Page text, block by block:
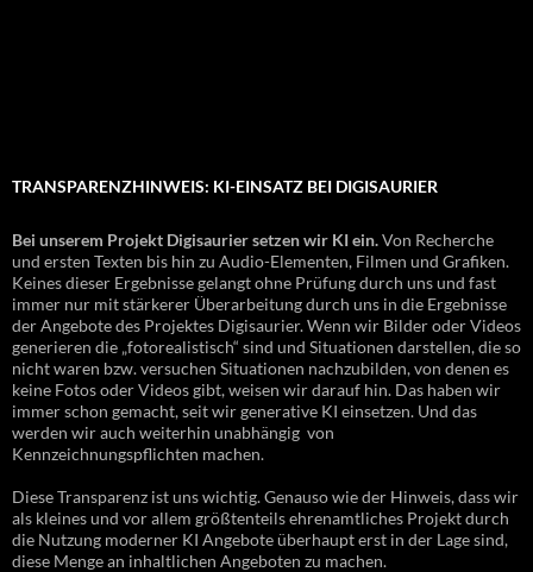
TRANSPARENZHINWEIS: KI-EINSATZ BEI DIGISAURIER
Bei unserem Projekt Digisaurier setzen wir KI ein.Von Recherche
und ersten Texten bis hin zu Audio-Elementen, Filmen und Grafiken.
Keines dieser Ergebnisse gelangt ohne Prüfung durch uns und fast
immer nur mit stärkerer Überarbeitung durch uns in die Ergebnisse
der Angebote des Projektes Digisaurier. Wenn wir Bilder oder Videos
generieren die „fotorealistisch“ sind und Situationen darstellen, die so
nicht waren bzw. versuchen Situationen nachzubilden, von denen es
keine Fotos oder Videos gibt, weisen wir darauf hin. Das haben wir
immer schon gemacht, seit wir generative KI einsetzen. Und das
werden wir auch weiterhin unabhängig von
Kennzeichnungspflichten machen.
Diese Transparenz ist uns wichtig. Genauso wie der Hinweis, dass wir
als kleines und vor allem größtenteils ehrenamtliches Projekt durch
die Nutzung moderner KI Angebote überhaupt erst in der Lage sind,
diese Menge an inhaltlichen Angeboten zu machen.